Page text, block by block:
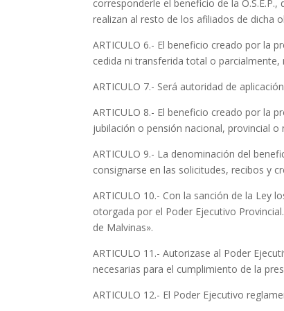
corresponderle el beneficio de la
realizan al resto de los afiliados de dicha
ARTICULO 6.- El beneficio creado por la
cedida ni transferida total o
ARTICULO 7.- Será autoridad de
ARTICULO 8.- El beneficio creado por la
jubilación o pensión nacional, provincial
ARTICULO 9.- La denominación del
consignarse en las solicitudes, recibos y
ARTICULO 10.- Con la sanción de la Ley
otorgada por el Poder Ejecutivo
de Malvinas».
ARTICULO 11.- Autorizase al Poder
necesarias para el cumplimiento de la
ARTICULO 12.- El Poder Ejecutivo